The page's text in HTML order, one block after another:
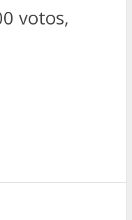
votos,